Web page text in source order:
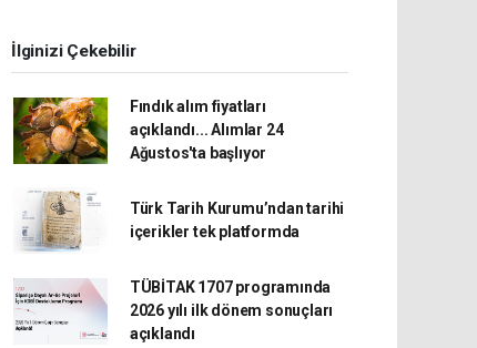
İlginizi Çekebilir
Fındık alım fiyatları
açıklandı... Alımlar 24
Ağustos'ta başlıyor
Türk Tarih Kurumu’ndan tarihi
içerikler tek platformda
TÜBİTAK 1707 programında
2026 yılı ilk dönem sonuçları
açıklandı